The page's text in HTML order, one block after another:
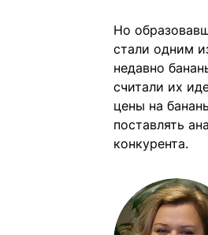
Но
стали одним
недавно
считали их
цены на
поставлять
конкурента.